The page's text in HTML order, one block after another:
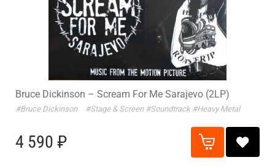
Bruce Dickinson – Scream For Me Sarajevo (2LP)
#Bruce Dickinson #Stage & Screen #Soundtrack #Heavy Metal
4 590 ₽